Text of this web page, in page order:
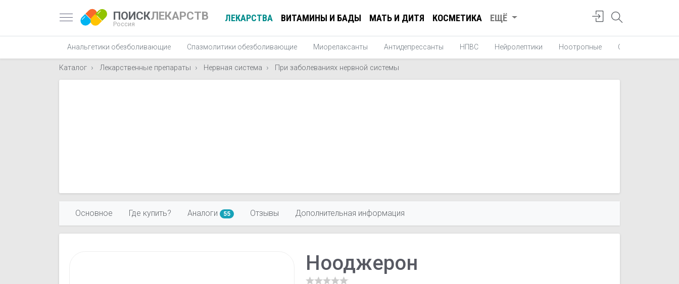
ПОИСКЛЕКАРСТВ
Россия
ЛЕКАРСТВА ВИТАМИНЫ И БАДЫ МАТЬ И ДИТЯ КОСМЕТИКА ЕЩЁ
Анальгетики обезболивающие Спазмолитики обезболивающие Миорелаксанты Антидепрессанты НПВС Нейролептики Ноотропные Средства от
Каталог Лекарственные препараты Нервная система При заболеваниях нервной системы
Основное Где купить? Аналоги 55 Отзывы Дополнительная информация
Нооджерон